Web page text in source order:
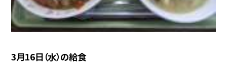
3月16日（水）の給食